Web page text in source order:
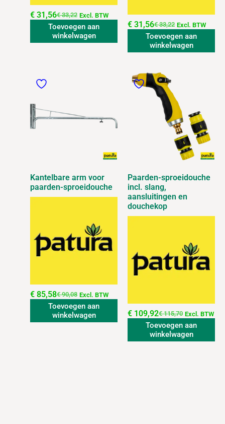
€33,22
€ 31,56 Excl. BTW
Toevoegen aan
winkelwagen
€33,22
€ 31,56 Excl. BTW
Toevoegen aan
winkelwagen
Kantelbare arm voor
paarden-sproeidouche
€90,08
€ 85,58 Excl. BTW
Toevoegen aan
winkelwagen
Paarden-sproeidouche
incl. slang,
aansluitingen en
douchekop
€115,70
€ 109,92 Excl. BTW
Toevoegen aan
winkelwagen